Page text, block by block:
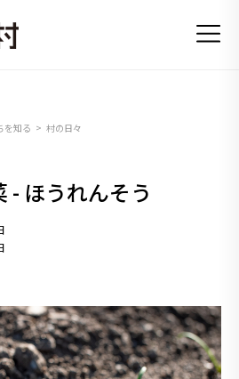
を知る
村の日々
- ほうれんそう